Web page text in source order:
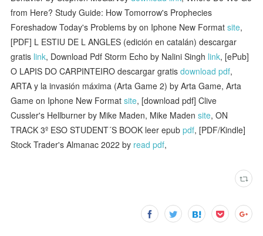
from Here? Study Guide: How Tomorrow's Prophecies
Foreshadow Today's Problems by on Iphone New Formatsite,
[PDF] L ESTIU DE L ANGLES (edición en catalán) descargar
gratis link, Download Pdf Storm Echo by Nalini Singh link, [ePub]
O LAPIS DO CARPINTEIRO descargar gratisdownload pdf,
ARTA y la invasión máxima (Arta Game 2) by Arta Game, Arta
Game on Iphone New Formatsite, [download pdf] Clive
Cussler's Hellburner by Mike Maden, Mike Madensite, ON
TRACK 3º ESO STUDENT´S BOOK leer epubpdf, [PDF/Kindle]
Stock Trader's Almanac 2022 by read pdf,